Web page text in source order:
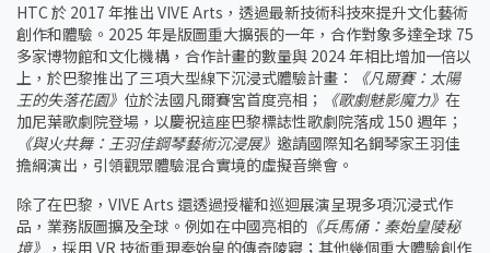
HTC 於 2017 年推出 VIVE Arts，透過最新技術科技來提升文化藝術
創作和體驗。2025 年是版圖重大擴張的一年，合作對象多達全球 75
多家博物館和文化機構，合作計畫的數量與 2024 年相比增加一倍以
上，於巴黎推出了三項大型線下沉浸式體驗計畫：
《凡爾賽：太陽
王的失落花園》 位於法國凡爾賽宮首度亮相； 《歌劇魅影魔力》 在
加尼葉歌劇院登場，以慶祝這座巴黎標誌性歌劇院落成 150 週年；
《與火共舞：王羽佳鋼琴藝術沉浸展》 邀請國際知名鋼琴家王羽佳
擔綱演出，引領觀眾體驗混合實境的虛擬音樂會。
除了在巴黎，VIVE Arts 還透過授權和巡迴展演呈現多項沉浸式作
品，業務版圖擴及全球。例如在中國亮相的 《兵馬俑：秦始皇陵秘
境》 ，採用 VR 技術重現秦始皇的傳奇陵寢；其他幾個重大體驗創作